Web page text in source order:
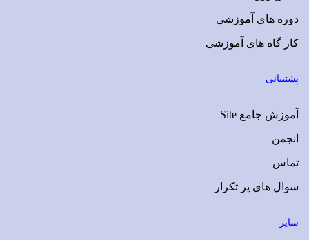
دوره های آموزشی
کار گاه های آموزشی
پشتیبانی
آموزش جامع Site
انجمن
تماس
سوال های پر تکرار
سایر